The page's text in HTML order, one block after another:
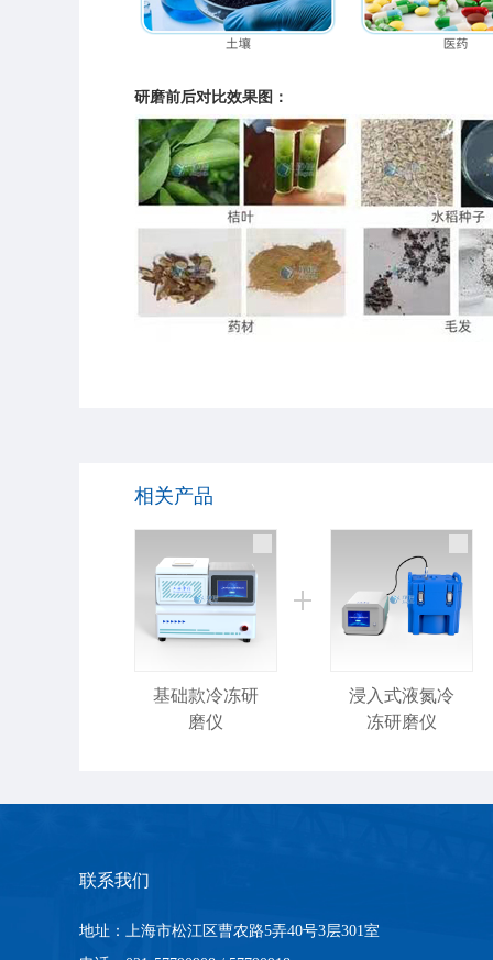
研磨前后对比效果图：
相关产品
基础款冷冻研
磨仪
浸入式液氮冷
冻研磨仪
冷冻研磨仪
联系我们
地址：上海市松江区曹农路5弄40号3层301室